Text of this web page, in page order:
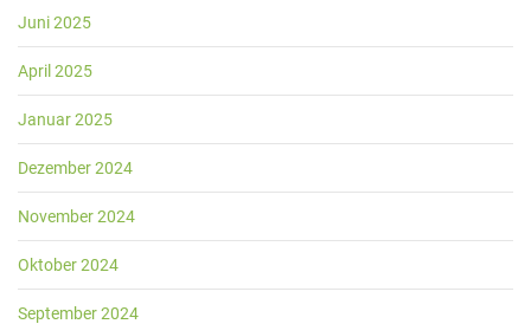
Juni 2025
April 2025
Januar 2025
Dezember 2024
November 2024
Oktober 2024
September 2024